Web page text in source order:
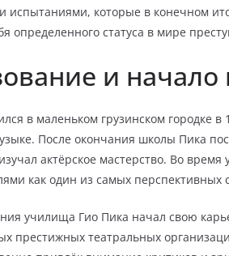
испытаниями, которые в конечном
определенного статуса в мире
и начало
в маленьком грузинском городке в
После окончания школы Пика
актёрское мастерство. Во
как один из самых перспективных
училища Гио Пика начал свою
престижных театральных